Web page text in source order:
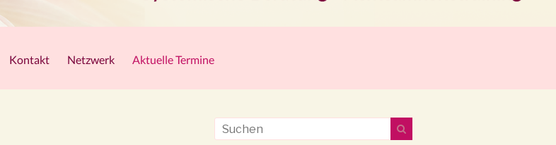
Kontakt Netzwerk Aktuelle Termine